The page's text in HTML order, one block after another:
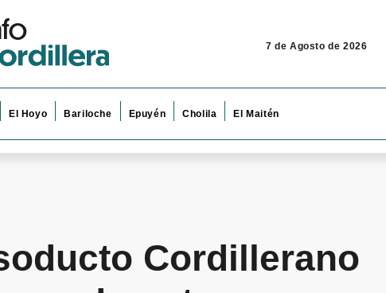
7 de Agosto de 2026
El Hoyo Bariloche Epuyén Cholila El Maitén
Cordillerano